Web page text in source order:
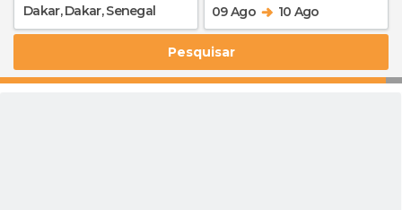
09 Ago 10 Ago
Pesquisar